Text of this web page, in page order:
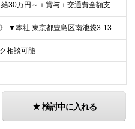
《経験者》 月給30万円～＋賞与＋交通費全額支給 《未経験者》 月給23万円～＋賞与＋交通費全額支給 ※上記月給には固定残業代（20時間分／《経験者》40,600円～《未経験者》31,100円～）
《転勤なし！》 ▼本社 東京都豊島区南池袋3-13-8 ホウエイビル9F ▼開発拠点 東京都豊島区南池袋3-13-5 KJ南池袋ビル4階 【東京本社or首都圏の各プロジェクト先】 ▼各プロジェクト
相談可能
検討中に入れる